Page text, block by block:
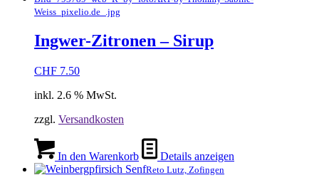
Weiss_pixelio.de_.jpg
Ingwer-Zitronen – Sirup
CHF 7.50
inkl. 2.6 % MwSt.
zzgl. Versandkosten
In den Warenkorb Details anzeigen
Reto Lutz, Zofingen